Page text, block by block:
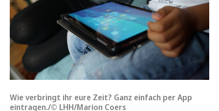
Wie verbringt ihr eure Zeit? Ganz einfach per App
eintragen./© LHH/Marion Coers